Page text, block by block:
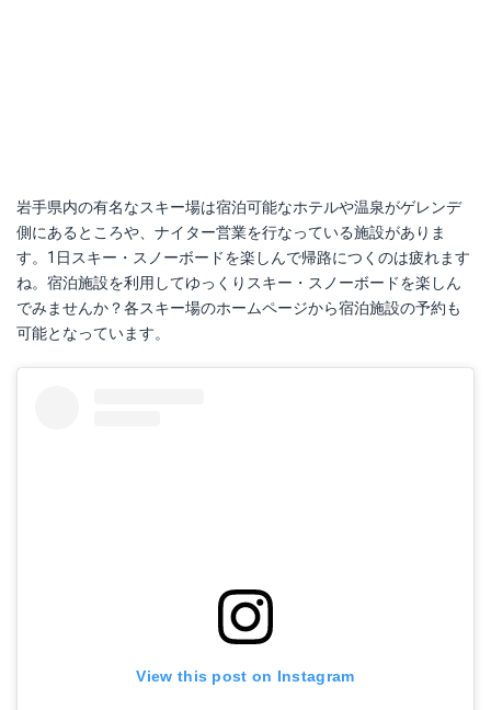
岩手県内の有名なスキー場は宿泊可能なホテルや温泉がゲレンデ
側にあるところや、ナイター営業を行なっている施設がありま
す。1日スキー・スノーボードを楽しんで帰路につくのは疲れます
ね。宿泊施設を利用してゆっくりスキー・スノーボードを楽しん
でみませんか？各スキー場のホームページから宿泊施設の予約も
可能となっています。
View this post on Instagram